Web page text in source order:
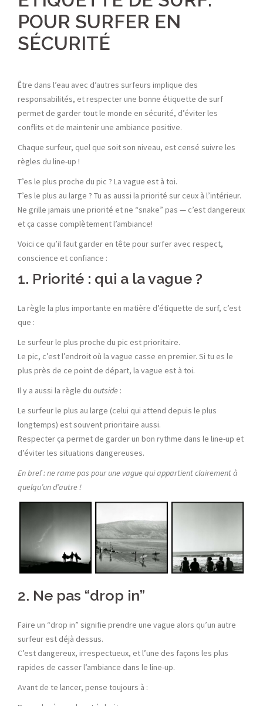
POUR SURFER EN
SÉCURITÉ
Être dans l’eau avec d’autres surfeurs implique des
responsabilités, et respecter une bonne étiquette de surf
permet de garder tout le monde en sécurité, d’éviter les
conflits et de maintenir une ambiance positive.
Chaque surfeur, quel que soit son niveau, est censé suivre les
règles du line-up !
T’es le plus proche du pic ? La vague est à toi.
T’es le plus au large ? Tu as aussi la priorité sur ceux à l’intérieur.
Ne grille jamais une priorité et ne “snake” pas — c’est dangereux
et ça casse complètement l’ambiance!
Voici ce qu’il faut garder en tête pour surfer avec respect,
conscience et confiance :
1. Priorité : qui a la vague ?
La règle la plus importante en matière d’étiquette de surf, c’est
que :
Le surfeur le plus proche du pic est prioritaire.
Le pic, c’est l’endroit où la vague casse en premier. Si tu es le
plus près de ce point de départ, la vague est à toi.
Il y a aussi la règle du outside :
Le surfeur le plus au large (celui qui attend depuis le plus
longtemps) est souvent prioritaire aussi.
Respecter ça permet de garder un bon rythme dans le line-up et
d’éviter les situations dangereuses.
En bref :ne rame pas pour une vague qui appartient clairement à
quelqu’un d’autre !
2. Ne pas “drop in”
Faire un “drop in” signifie prendre une vague alors qu’un autre
surfeur est déjà dessus.
C’est dangereux, irrespectueux, et l’une des façons les plus
rapides de casser l’ambiance dans le line-up.
Avant de te lancer, pense toujours à :